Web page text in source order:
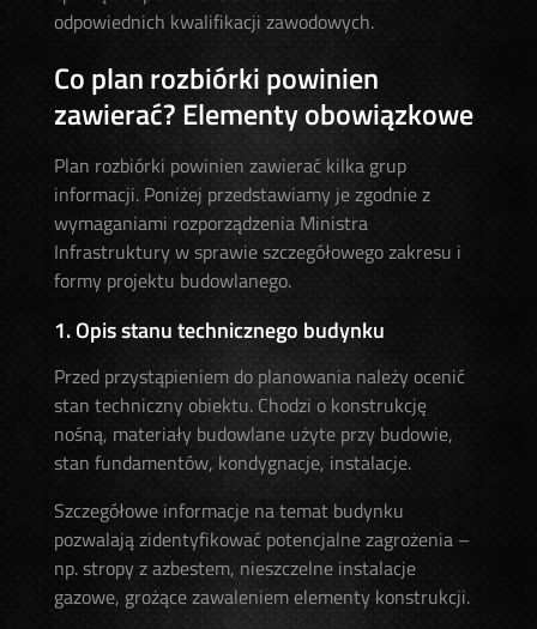
odpowiednich kwalifikacji zawodowych.
Co plan rozbiórki powinien
zawierać? Elementy obowiązkowe
Plan rozbiórki powinien zawierać kilka grup
informacji. Poniżej przedstawiamy je zgodnie z
wymaganiami rozporządzenia Ministra
Infrastruktury w sprawie szczegółowego zakresu i
formy projektu budowlanego.
1. Opis stanu technicznego budynku
Przed przystąpieniem do planowania należy ocenić
stan techniczny obiektu. Chodzi o konstrukcję
nośną, materiały budowlane użyte przy budowie,
stan fundamentów, kondygnacje, instalacje.
Szczegółowe informacje na temat budynku
pozwalają zidentyfikować potencjalne zagrożenia –
np. stropy z azbestem, nieszczelne instalacje
gazowe, grożące zawaleniem elementy konstrukcji.